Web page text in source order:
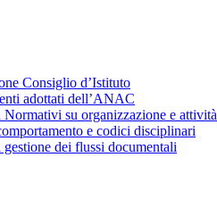
Consiglio d’Istituto
adottati dell’ANAC
su organizzazione e attività
e codici disciplinari
dei flussi documentali